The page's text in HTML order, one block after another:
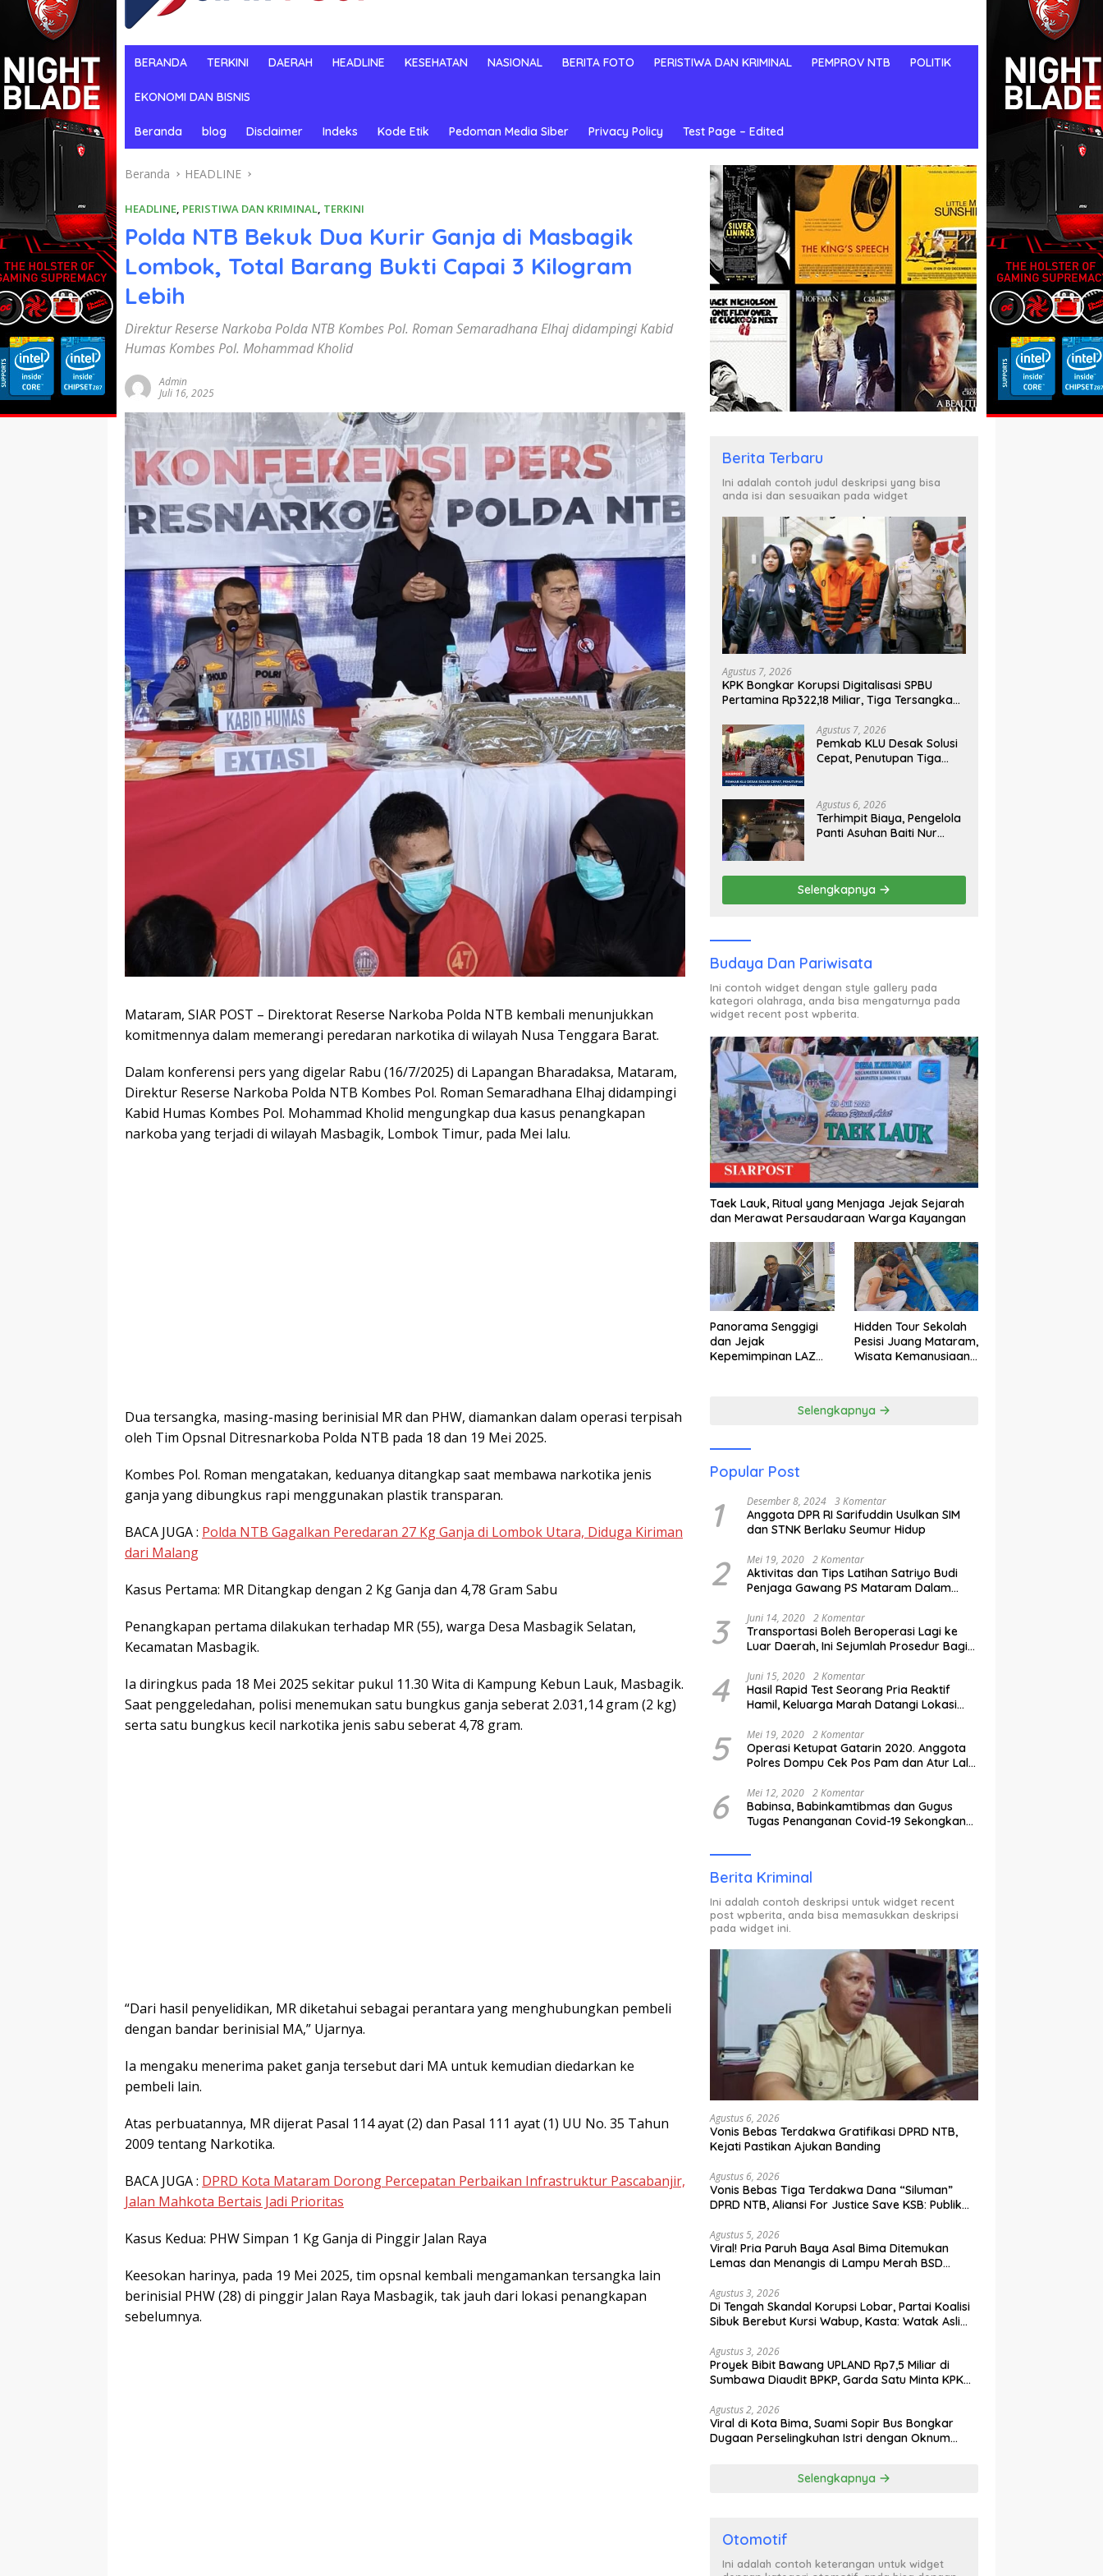
BERANDA TERKINI DAERAH HEADLINE KESEHATAN NASIONAL BERITA FOTO PERISTIWA DAN KRIMINAL PEMPROV NTB POLITIK
EKONOMI DAN BISNIS
Beranda blog Disclaimer Indeks Kode Etik Pedoman Media Siber Privacy Policy Test Page – Edited
Beranda HEADLINE
HEADLINE, PERISTIWA DAN KRIMINAL, TERKINI
Polda NTB Bekuk Dua Kurir Ganja di Masbagik
Lombok, Total Barang Bukti Capai 3 Kilogram
Lebih
Direktur Reserse Narkoba Polda NTB Kombes Pol. Roman Semaradhana Elhaj didampingi Kabid
Humas Kombes Pol. Mohammad Kholid
Admin
Juli 16, 2025
Mataram, SIAR POST – Direktorat Reserse Narkoba Polda NTB kembali menunjukkan
komitmennya dalam memerangi peredaran narkotika di wilayah Nusa Tenggara Barat.
Dalam konferensi pers yang digelar Rabu (16/7/2025) di Lapangan Bharadaksa, Mataram,
Direktur Reserse Narkoba Polda NTB Kombes Pol. Roman Semaradhana Elhaj didampingi
Kabid Humas Kombes Pol. Mohammad Kholid mengungkap dua kasus penangkapan
narkoba yang terjadi di wilayah Masbagik, Lombok Timur, pada Mei lalu.
Dua tersangka, masing-masing berinisial MR dan PHW, diamankan dalam operasi terpisah
oleh Tim Opsnal Ditresnarkoba Polda NTB pada 18 dan 19 Mei 2025.
Kombes Pol. Roman mengatakan, keduanya ditangkap saat membawa narkotika jenis
ganja yang dibungkus rapi menggunakan plastik transparan.
BACA JUGA : Polda NTB Gagalkan Peredaran 27 Kg Ganja di Lombok Utara, Diduga Kiriman
dari Malang
Kasus Pertama: MR Ditangkap dengan 2 Kg Ganja dan 4,78 Gram Sabu
Penangkapan pertama dilakukan terhadap MR (55), warga Desa Masbagik Selatan,
Kecamatan Masbagik.
Ia diringkus pada 18 Mei 2025 sekitar pukul 11.30 Wita di Kampung Kebun Lauk, Masbagik.
Saat penggeledahan, polisi menemukan satu bungkus ganja seberat 2.031,14 gram (2 kg)
serta satu bungkus kecil narkotika jenis sabu seberat 4,78 gram.
“Dari hasil penyelidikan, MR diketahui sebagai perantara yang menghubungkan pembeli
dengan bandar berinisial MA,” Ujarnya.
Ia mengaku menerima paket ganja tersebut dari MA untuk kemudian diedarkan ke
pembeli lain.
Atas perbuatannya, MR dijerat Pasal 114 ayat (2) dan Pasal 111 ayat (1) UU No. 35 Tahun
2009 tentang Narkotika.
BACA JUGA : DPRD Kota Mataram Dorong Percepatan Perbaikan Infrastruktur Pascabanjir,
Jalan Mahkota Bertais Jadi Prioritas
Kasus Kedua: PHW Simpan 1 Kg Ganja di Pinggir Jalan Raya
Keesokan harinya, pada 19 Mei 2025, tim opsnal kembali mengamankan tersangka lain
berinisial PHW (28) di pinggir Jalan Raya Masbagik, tak jauh dari lokasi penangkapan
sebelumnya.
Berita Terbaru
Ini adalah contoh judul deskripsi yang bisa
anda isi dan sesuaikan pada widget
Agustus 7, 2026
KPK Bongkar Korupsi Digitalisasi SPBU
Pertamina Rp322,18 Miliar, Tiga Tersangka
Agustus 7, 2026
Pemkab KLU Desak Solusi
Cepat, Penutupan Tiga
Agustus 6, 2026
Terhimpit Biaya, Pengelola
Panti Asuhan Baiti Nur
Asesmen Bantuan Tak
Kunjung Tuntas
Selengkapnya
Budaya Dan Pariwisata
Ini contoh widget dengan style gallery pada
kategori olahraga, anda bisa mengaturnya pada
widget recent post wpberita.
Taek Lauk, Ritual yang Menjaga Jejak Sejarah
dan Merawat Persaudaraan Warga Kayangan
Panorama Senggigi
dan Jejak
Kepemimpinan LAZ
Hidden Tour Sekolah
Pesisi Juang Mataram,
Wisata Kemanusiaan
Selengkapnya
Popular Post
1 Desember 8, 2024 3 Komentar
Anggota DPR RI Sarifuddin Usulkan SIM
dan STNK Berlaku Seumur Hidup
2 Mei 19, 2020 2 Komentar
Aktivitas dan Tips Latihan Satriyo Budi
Penjaga Gawang PS Mataram Dalam
3 Juni 14, 2020 2 Komentar
Transportasi Boleh Beroperasi Lagi ke
Luar Daerah, Ini Sejumlah Prosedur Bagi
4 Juni 15, 2020 2 Komentar
Hasil Rapid Test Seorang Pria Reaktif
Hamil, Keluarga Marah Datangi Lokasi
5 Mei 19, 2020 2 Komentar
Operasi Ketupat Gatarin 2020. Anggota
Polres Dompu Cek Pos Pam dan Atur Lalu
6 Mei 12, 2020 2 Komentar
Babinsa, Babinkamtibmas dan Gugus
Tugas Penanganan Covid-19 Sekongkang
ODP.
Berita Kriminal
Ini adalah contoh deskripsi untuk widget recent
post wpberita, anda bisa memasukkan deskripsi
pada widget ini.
Agustus 6, 2026
Vonis Bebas Terdakwa Gratifikasi DPRD NTB,
Kejati Pastikan Ajukan Banding
Agustus 6, 2026
Vonis Bebas Tiga Terdakwa Dana “Siluman”
DPRD NTB, Aliansi For Justice Save KSB: Publik
Agustus 5, 2026
Viral! Pria Paruh Baya Asal Bima Ditemukan
Lemas dan Menangis di Lampu Merah BSD
Agustus 3, 2026
Di Tengah Skandal Korupsi Lobar, Partai Koalisi
Sibuk Berebut Kursi Wabup, Kasta: Watak Asli
Agustus 3, 2026
Proyek Bibit Bawang UPLAND Rp7,5 Miliar di
Sumbawa Diaudit BPKP, Garda Satu Minta KPK
Agustus 2, 2026
Viral di Kota Bima, Suami Sopir Bus Bongkar
Dugaan Perselingkuhan Istri dengan Oknum
Selengkapnya
Otomotif
Ini adalah contoh keterangan untuk widget